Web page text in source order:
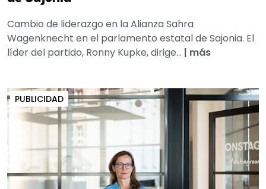
Cambio de liderazgo en la Alianza Sahra
Wagenknecht en el parlamento estatal de Sajonia. El
líder del partido, Ronny Kupke, dirige... | más
PUBLICIDAD